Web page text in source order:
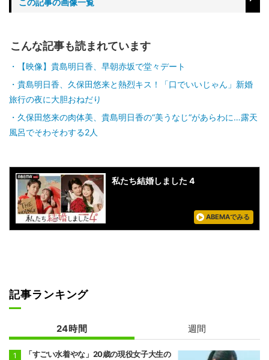
この記事の画像一覧
こんな記事も読まれています
【映像】貴島明日香、早朝赤坂で堂々デート
貴島明日香、久保田悠来と熱烈キス！「口でいいじゃん」新婚
旅行の夜に大胆おねだり
久保田悠来の肉体美、貴島明日香の“美うなじ“があらわに…露天
風呂でそわそわする2人
私たち結婚しました 4
ABEMAでみる
記事ランキング
24時間 週間
「すごい水着やな」20歳の現役女子大生の